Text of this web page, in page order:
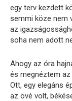
egy terv kezdett
semmi köze nem
az
soha nem adott
Ahogy az óra
és megnéztem
Ott, egy elegáns
az övé volt,